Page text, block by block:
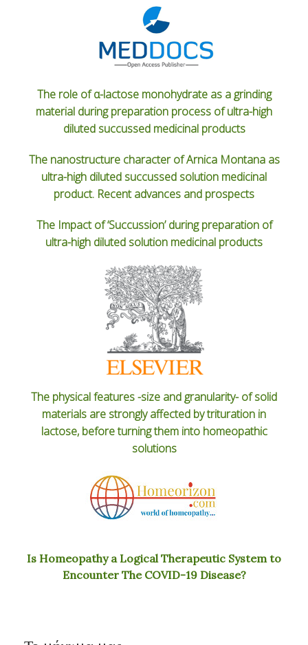
The role of α-lactose monohydrate as a grinding
material during preparation process of ultra-high
diluted succussed medicinal products
The nanostructure character of Arnica Montana as
ultra-high diluted succussed solution medicinal
product. Recent advances and prospects
The Impact of ‘Succussion’ during preparation of
ultra-high diluted solution medicinal products
The physical features -size and granularity- of solid
materials are strongly affected by trituration in
lactose, before turning them into homeopathic
solutions
Is Homeopathy a Logical Therapeutic System to
Encounter The COVID-19 Disease?